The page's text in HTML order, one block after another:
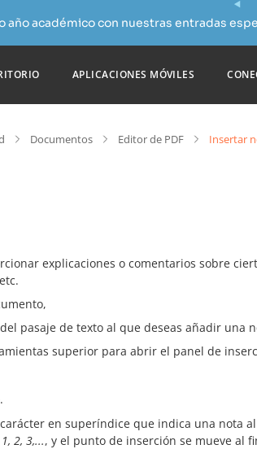
año académico con nuestras entradas
APLICACIONES MÓVILES
Documentos Editor de PDF Insertar
explicaciones o comentarios sobre
pasaje de texto al que deseas añadir una
superior para abrir el panel de
.
en superíndice que indica una nota
1, 2, 3,..., y el punto de inserción se mueve al